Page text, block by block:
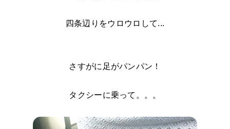
四条辺りをウロウロして...
さすがに足がパンパン！
タクシーに乗って。。。